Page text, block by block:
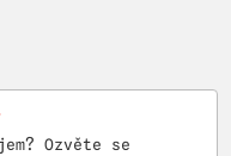
Ozvěte se